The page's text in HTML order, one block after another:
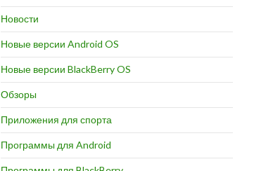
Новости
Новые версии Android OS
Новые версии BlackBerry OS
Обзоры
Приложения для спорта
Программы для Android